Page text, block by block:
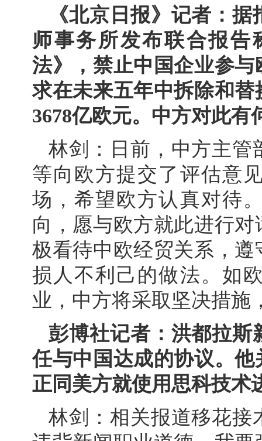
《北京日报》记者：
师事务所发布联合报告
法》，禁止中国企业参
求在未来五年中拆除和
3678亿欧元。中方对此有
林剑：日前，中方主管
等向欧方提交了评估意
场，希望欧方认真对待
向，愿与欧方就此进行
极看待中欧经贸关系，
损人不利己的做法。如
业，中方将采取坚决措施
彭博社记者：洪都拉斯
任与中国达成的协议。
正同美方就使用思科技术
林剑：相关报道移花接